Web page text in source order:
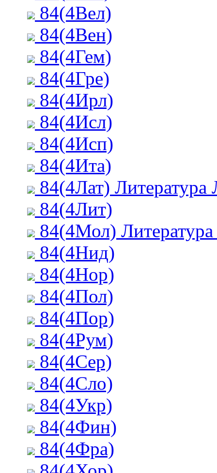
84(4Вел)
84(4Вен)
84(4Гем)
84(4Гре)
84(4Ирл)
84(4Исл)
84(4Исп)
84(4Ита)
84(4Лат) Литература
84(4Лит)
84(4Мол)
84(4Нид)
84(4Нор)
84(4Пол)
84(4Пор)
84(4Рум)
84(4Сер)
84(4Сло)
84(4Укр)
84(4Фин)
84(4Фра)